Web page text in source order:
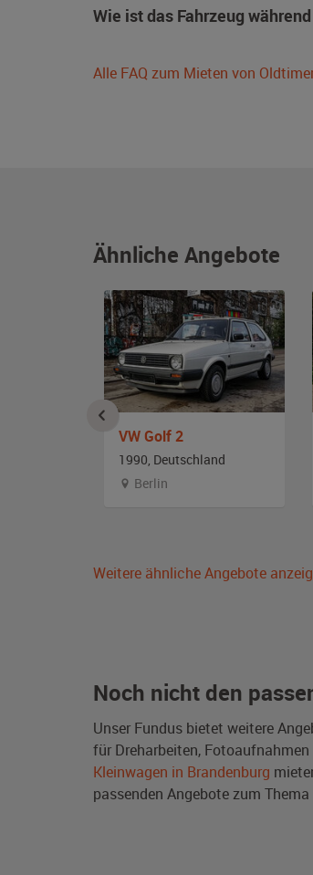
Wie ist das Fahrzeug
Alle FAQ zum Mieten von
Ähnliche Angebote
VW Golf 2
1990, Deutschland
Berlin
Weitere ähnliche Angebote
Noch nicht den
Unser Fundus bietet weitere
für Dreharbeiten,
Kleinwagen in Brandenburg
passenden Angebote zum Thema